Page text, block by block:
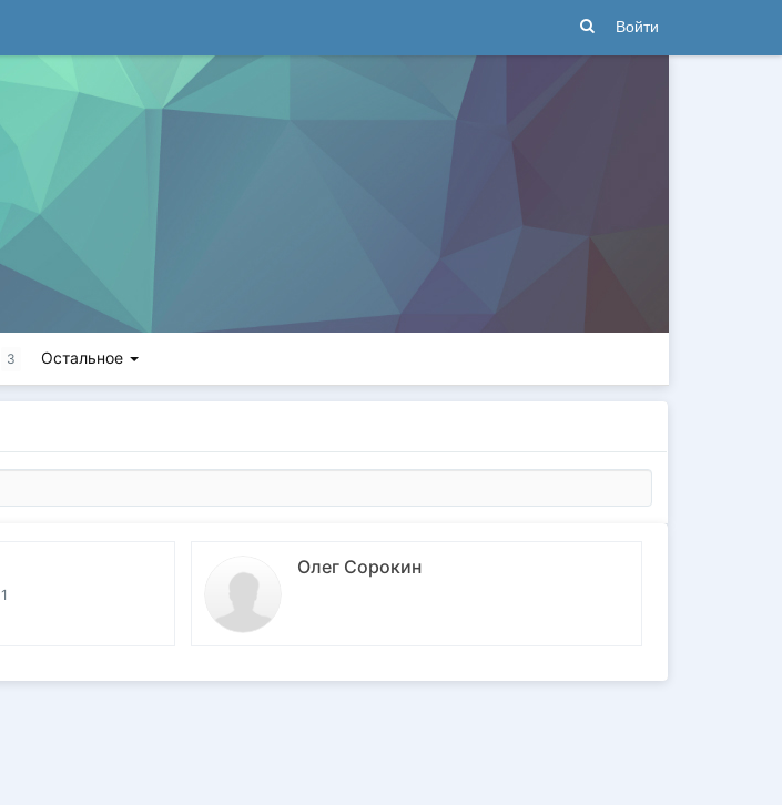
Войти
3 Остальное
1
Олег Сорокин